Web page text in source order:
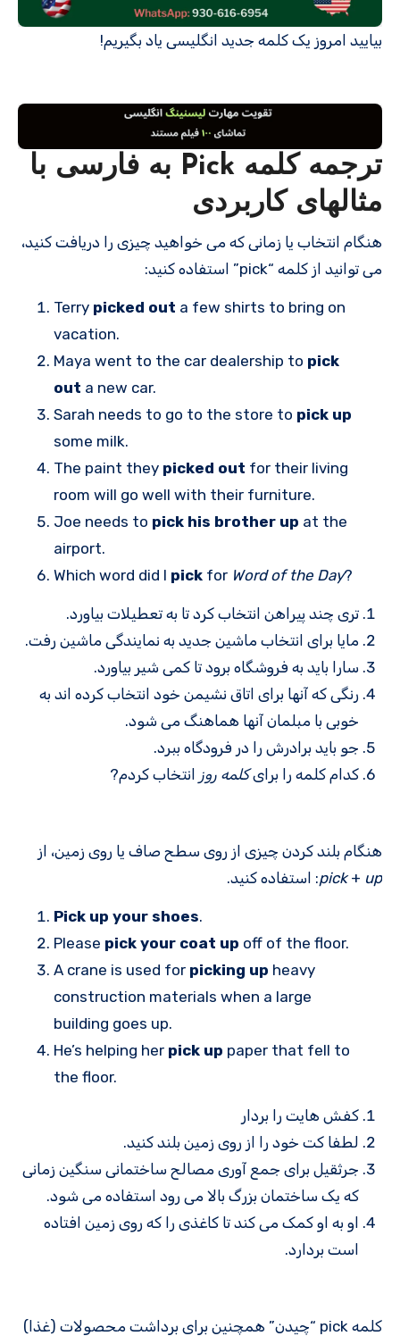
بیایید امروز یک کلمه جدید انگلیسی یاد بگیریم!
ترجمه کلمه Pick به فارسی با
مثالهای کاربردی
هنگام انتخاب یا زمانی که می خواهید چیزی را دریافت کنید،
می توانید از کلمه “pick” استفاده کنید:
Terry picked out a few shirts to bring on
vacation.
Maya went to the car dealership to pick
out a new car.
Sarah needs to go to the store to pick up
some milk.
The paint they picked out for their living
room will go well with their furniture.
Joe needs to pick his brother up at the
airport.
Which word did I pick for Word of the Day?
تری چند پیراهن انتخاب کرد تا به تعطیلات بیاورد.
مایا برای انتخاب ماشین جدید به نمایندگی ماشین رفت.
سارا باید به فروشگاه برود تا کمی شیر بیاورد.
رنگی که آنها برای اتاق نشیمن خود انتخاب کرده اند به
خوبی با مبلمان آنها هماهنگ می شود.
جو باید برادرش را در فرودگاه ببرد.
کدام کلمه را برایکلمه روز انتخاب کردم?
هنگام بلند کردن چیزی از روی سطح صاف یا روی زمین، از
pick+ up : استفاده کنید.
Pick up your shoes.
Please pick your coat up off of the floor.
A crane is used for picking up heavy
construction materials when a large
building goes up.
He’s helping her pick up paper that fell to
the floor.
کفش هایت را بردار
لطفا کت خود را از روی زمین بلند کنید.
جرثقیل برای جمع آوری مصالح ساختمانی سنگین زمانی
که یک ساختمان بزرگ بالا می رود استفاده می شود.
او به او کمک می کند تا کاغذی را که روی زمین افتاده
است بردارد.
کلمه pick “چیدن” همچنین برای برداشت محصولات (غذا)